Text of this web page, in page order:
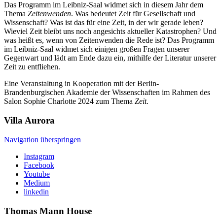
Das Programm im Leibniz-Saal widmet sich in diesem Jahr dem
Thema Zeitenwenden. Was bedeutet Zeit für Gesellschaft und
Wissenschaft? Was ist das für eine Zeit, in der wir gerade leben?
Wieviel Zeit bleibt uns noch angesichts aktueller Katastrophen? Und
was heißt es, wenn von Zeitenwenden die Rede ist? Das Programm
im Leibniz-Saal widmet sich einigen großen Fragen unserer
Gegenwart und lädt am Ende dazu ein, mithilfe der Literatur unserer
Zeit zu entfliehen.
Eine Veranstaltung in Kooperation mit der Berlin-
Brandenburgischen Akademie der Wissenschaften im Rahmen des
Salon Sophie Charlotte 2024 zum Thema Zeit.
Villa Aurora
Navigation überspringen
Instagram
Facebook
Youtube
Medium
linkedin
Thomas Mann House